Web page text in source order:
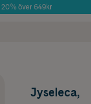
över 649kr
Jyseleca,